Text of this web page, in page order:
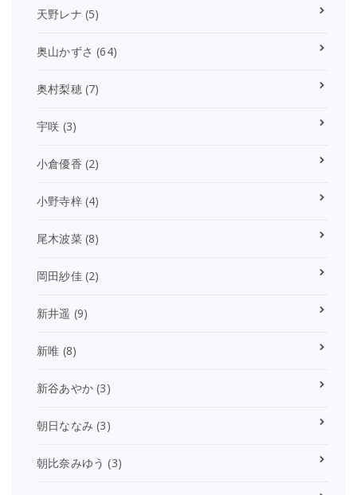
天野レナ (5)
奥山かずさ (64)
奥村梨穂(7)
宇咲 (3)
小倉優香 (2)
小野寺梓(4)
尾木波菜(8)
岡田紗佳(2)
新井遥 (9)
新唯 (8)
新谷あやか (3)
朝日ななみ (3)
朝比奈みゆう (3)